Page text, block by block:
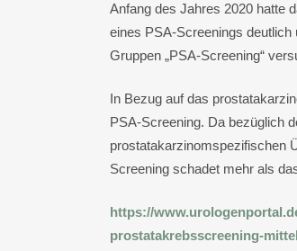
Anfang des Jahres 2020 hatte
eines PSA-Screenings
Gruppen „PSA-Screening“
In Bezug auf das
PSA-Screening. Da bezüglich
prostatakarzinomspezifischen
Screening schadet mehr als
https://
prostatakrebsscreening-